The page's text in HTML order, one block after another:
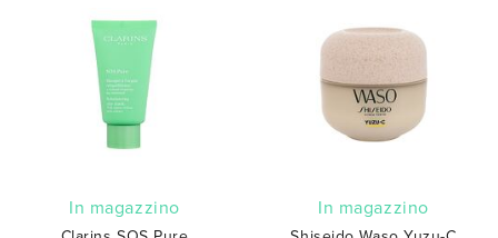
In magazzino In magazzino